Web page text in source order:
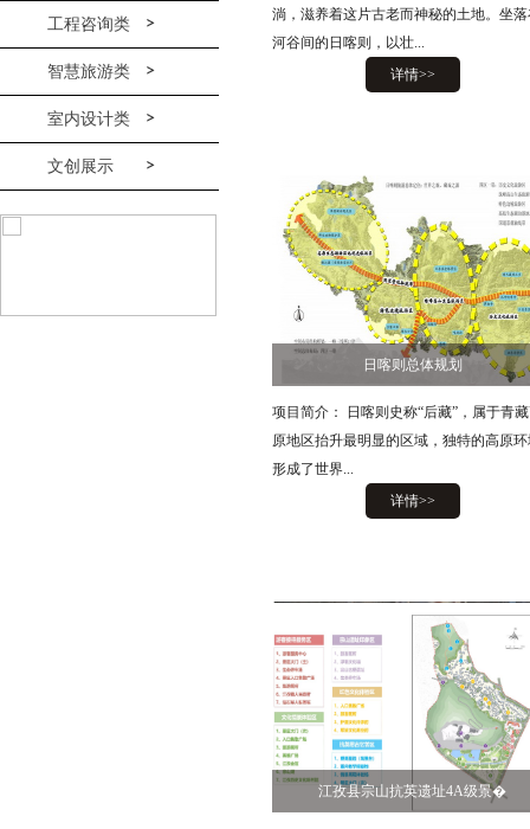
工程咨询类
智慧旅游类
室内设计类
文创展示
淌，滋养着这片古老而神秘的土地。坐
河谷间的日喀则，以壮...
详情>>
日喀则总体规划
项目简介： 日喀则史称“后藏”，属于青
原地区抬升最明显的区域，独特的高原
形成了世界...
详情>>
江孜县宗山抗英遗址4A级景�